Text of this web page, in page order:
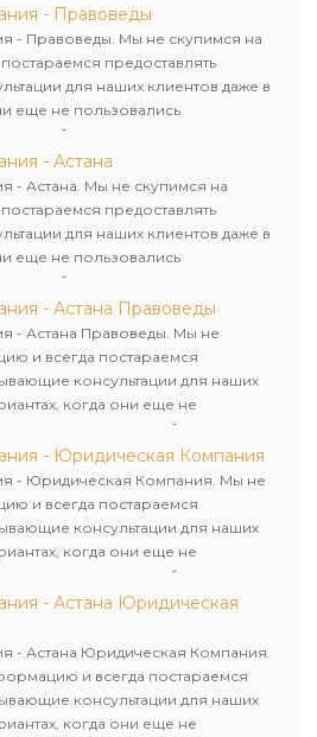
подход к каждому
- Правоведы
- Правоведы. Мы не скупимся на
предоставлять
для наших клиентов даже в
еще не пользовались
нашей компании.
- Астана
- Астана. Мы не скупимся на
предоставлять
для наших клиентов даже в
еще не пользовались
нашей компании.
- Астана Правоведы
- Астана Правоведы. Мы не
и всегда постараемся
консультации для наших
когда они еще не
услугами нашей компании.
- Юридическая Компания
- Юридическая Компания. Мы не
и всегда постараемся
консультации для наших
когда они еще не
услугами нашей компании.
- Астана Юридическая
- Астана Юридическая Компания.
и всегда постараемся
консультации для наших
когда они еще не